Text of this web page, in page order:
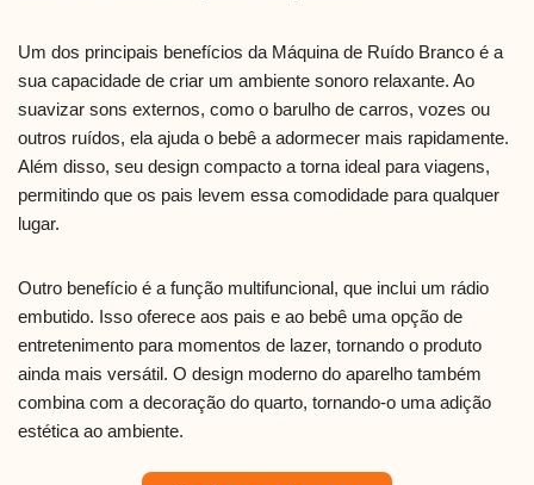
Um dos principais benefícios da Máquina de Ruído Branco é a
sua capacidade de criar um ambiente sonoro relaxante. Ao
suavizar sons externos, como o barulho de carros, vozes ou
outros ruídos, ela ajuda o bebê a adormecer mais rapidamente.
Além disso, seu design compacto a torna ideal para viagens,
permitindo que os pais levem essa comodidade para qualquer
lugar.
Outro benefício é a função multifuncional, que inclui um rádio
embutido. Isso oferece aos pais e ao bebê uma opção de
entretenimento para momentos de lazer, tornando o produto
ainda mais versátil. O design moderno do aparelho também
combina com a decoração do quarto, tornando-o uma adição
estética ao ambiente.